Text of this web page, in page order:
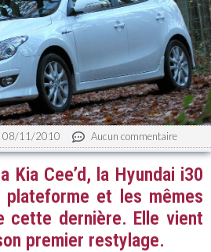
08/11/2010 Aucun commentaire
Kia Cee’d, la Hyundai i30
et les mêmes
cette dernière. Elle vient
premier restylage.